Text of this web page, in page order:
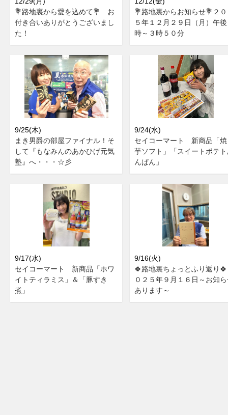
💐路地裏から愛を込めて💐 お
付き合いありがとうございまし
た！
💐路地裏からお知らせ💐２
５年１２月２９日（月）午
時～３時５０分
9/25(木)
まき男爵の部屋ファイナル！そ
して『もなみんのあかひげ元気
塾』へ・・・☆彡
9/24(水)
セイコーマート 新商品「焼
芋ソフト」「スイートポテ
んぱん」
9/17(水)
セイコーマート 新商品「ホワ
イトティラミス」＆「豚すき
煮」
9/16(火)
🍀路地裏ちょっとふり返り
０２５年９月１６日～お知
あります～